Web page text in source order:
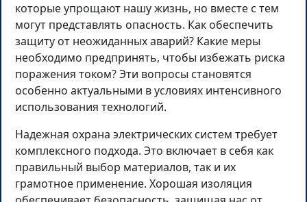
которые упрощают нашу жизнь, но вместе с тем
могут представлять опасность. Как обеспечить
защиту от неожиданных аварий? Какие меры
необходимо предпринять, чтобы избежать риска
поражения током? Эти вопросы становятся
особенно актуальными в условиях интенсивного
использования технологий.
Надежная охрана электрических систем требует
комплексного подхода. Это включает в себя как
правильный выбор материалов, так и их
грамотное применение. Хорошая изоляция